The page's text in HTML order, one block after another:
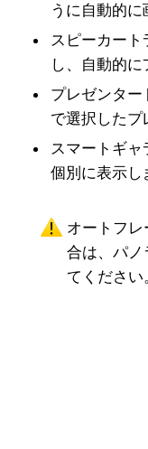
うに自動的に
スピーカート
し、自動的に
プレゼンター
で選択したプ
スマートギャ
個別に表示し
オートフ
合は、パノ
てください